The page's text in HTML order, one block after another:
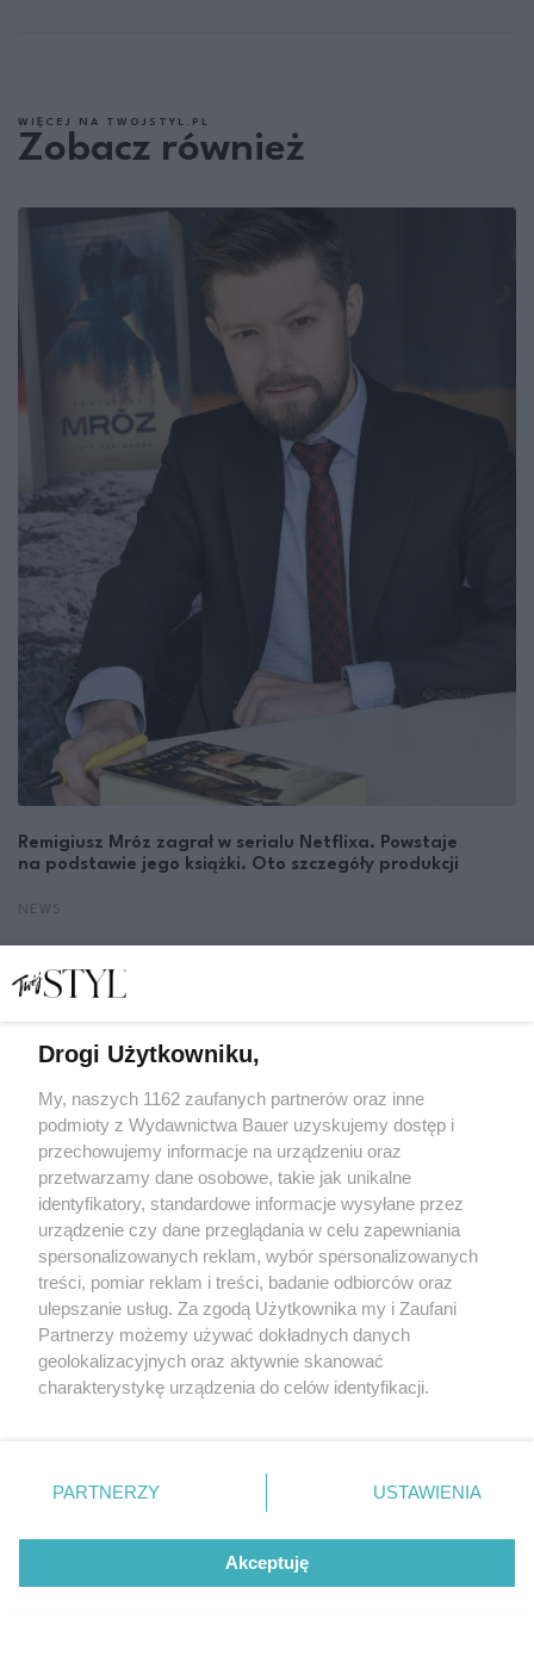
WIĘCEJ NA TWOJSTYL.PL
Zobacz również
Remigiusz Mróz zagrał w serialu Netflixa. Powstaje
na podstawie jego książki. Oto szczegóły produkcji
Drogi Użytkowniku,
My, naszych 1162 zaufanych partnerów oraz inne
podmioty z Wydawnictwa Bauer uzyskujemy dostęp i
przechowujemy informacje na urządzeniu oraz
przetwarzamy dane osobowe, takie jak unikalne
identyfikatory, standardowe informacje wysyłane przez
urządzenie czy dane przeglądania w celu zapewniania
spersonalizowanych reklam, wybór spersonalizowanych
treści, pomiar reklam i treści, badanie odbiorców oraz
ulepszanie usług. Za zgodą Użytkownika my i Zaufani
Partnerzy możemy używać dokładnych danych
geolokalizacyjnych oraz aktywnie skanować
charakterystykę urządzenia do celów identyfikacji.
zmienić/wycofać klikając przycisk ustawień prywatności
znajdujący się w lewym dolnym rogu strony
rodzaje przetwarzania danych nie wymagają zgody
użytkownika, ale masz prawo sprzeciwić się takiemu
PARTNERZY USTAWIENIA
Akceptuję